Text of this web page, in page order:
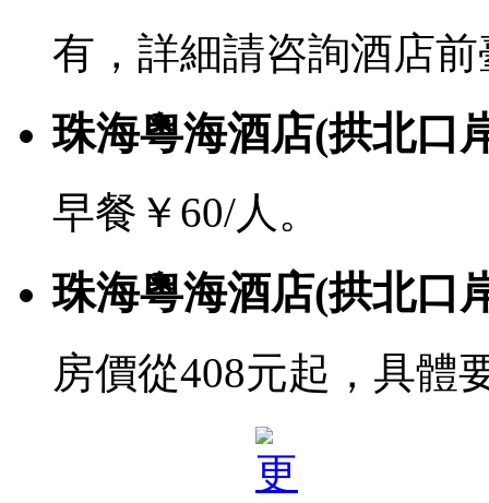
有，詳細請咨詢酒店前
珠海粵海酒店(拱北口
早餐￥60/人。
珠海粵海酒店(拱北口
房價從408元起，具體